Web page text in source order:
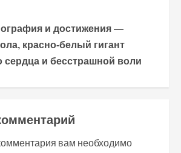
и достижения —
красно-белый гигант
сердца и бесстрашной воли
вам необходимо